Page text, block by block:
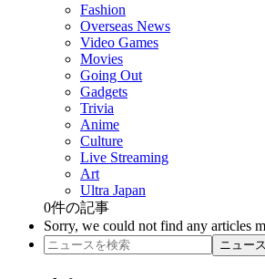
Fashion
Overseas News
Video Games
Movies
Going Out
Gadgets
Trivia
Anime
Culture
Live Streaming
Art
Ultra Japan
0件の記事
Sorry, we could not find any articles
ニュー